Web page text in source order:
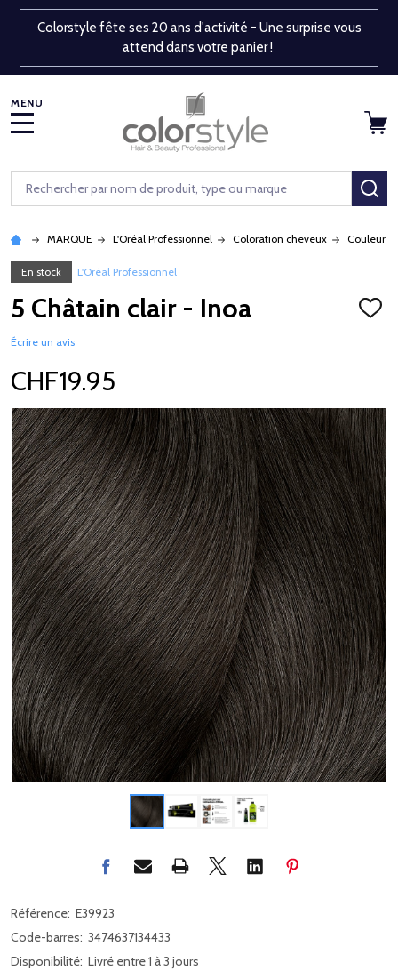
Colorstyle fête ses 20 ans d'activité - Une surprise vous
attend dans votre panier !
Rechercher
MARQUE L'Oréal Professionnel Coloration cheveux Couleur
En stock L'Oréal Professionnel
5 Châtain clair - Inoa
Écrire un avis
CHF19.95
Référence: E39923
Code-barres: 3474637134433
Disponibilité: Livré entre 1 à 3 jours